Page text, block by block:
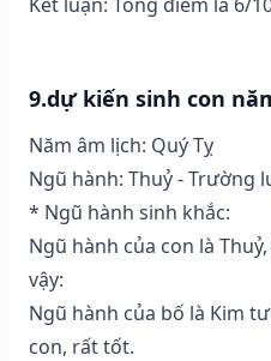
9.dự kiến sinh con
Năm âm lịch: Quý Tỵ
Ngũ hành: Thuỷ - Trường
* Ngũ hành sinh khắc:
Ngũ hành của con là
vậy:
Ngũ hành của bố là Kim
con, rất tốt.